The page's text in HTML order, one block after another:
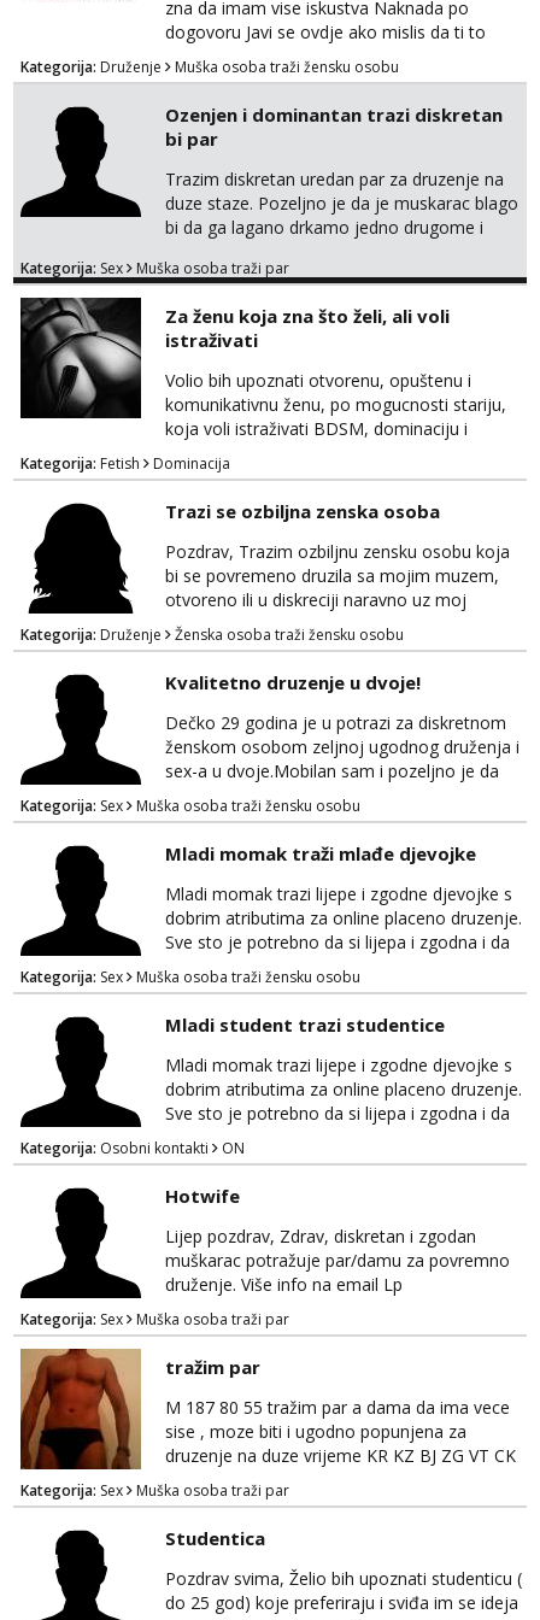
zna da imam vise iskustva Naknada po
dogovoru Javi se ovdje ako mislis da ti to
mozes
Kategorija: Druženje Muška osoba traži žensku osobu
Ozenjen i dominantan trazi diskretan
bi par
Trazim diskretan uredan par za druzenje na
duze staze. Pozeljno je da je muskarac blago
bi da ga lagano drkamo jedno drugome i
iskustva sa cuckold i volio bih upoznati bracni
necemu. Ja sam nepusac, cist, uredan i
diskretan. 195 100 44 godine Strogo okolica
Rijeke lp
Kategorija: Sex Muška osoba traži par
Za ženu koja zna što želi, ali voli
istraživati
Volio bih upoznati otvorenu, opuštenu i
komunikativnu ženu, po mogucnosti stariju,
koja voli istraživati BDSM, dominaciju i
submisiju, roleplay, fetishe i razne oblike
kreativne erotike, kao i sex opcenito.
Obožavam starije, zrele i samopouzdane
zene. Iskustvo, godine, izgled nisu presudni,
kao niti cinjenica ako trazite nesto izvan braka
koji je upao u monotoniju svakodnevnice.
Ono što mi je važ...
Kategorija: Fetish Dominacija
Trazi se ozbiljna zenska osoba
Pozdrav, Trazim ozbiljnu zensku osobu koja
bi se povremeno druzila sa mojim muzem,
otvoreno ili u diskreciji naravno uz moj
blagoslov i moje znanje. Trazi se prijateljica
koja bi njega zadovoljila ponekad ako se
stvari poklope i ja bi bila prisutna. Ocekujem
te. Hvala
Kategorija: Druženje Ženska osoba traži žensku osobu
Kvalitetno druzenje u dvoje!
Dečko 29 godina je u potrazi za diskretnom
ženskom osobom zeljnoj ugodnog druženja i
sex-a u dvoje.Mobilan sam i pozeljno je da
bude iz Bjelovarske zupanije ili okolice! Ako se
pronalazis u oglasu javi se za brz i diskretan
dogovor na whapp/viber/sms! 099 746 2081
Kategorija: Sex Muška osoba traži žensku osobu
Mladi momak traži mlađe djevojke
Mladi momak trazi lijepe i zgodne djevojke s
dobrim atributima za online placeno druzenje.
Sve sto je potrebno da si lijepa i zgodna i da
imas dobre atribute. Diskrecija zajamčena i
naravno nagrada za tebe. Javiti se mozete na
gmail nepoznatn45@gmail.com ili na telegram
@nepoznatnetko. Ili ako ima koji decko da bi
razmijenio slike ili videa djevojkama koje
posjeduje ili poznaje neku neka se javi t...
Kategorija: Sex Muška osoba traži žensku osobu
Mladi student trazi studentice
Mladi momak trazi lijepe i zgodne djevojke s
dobrim atributima za online placeno druzenje.
Sve sto je potrebno da si lijepa i zgodna i da
imas dobre atribute. Diskrecija zajamčena i
naravno nagrada za tebe. Javiti se mozete na
gmail nepoznatn45@gmail.com ili na telegram
@nepoznatnetko. Ili ako ima koji decko da bi
razmijenio slike ili videa djevojkama koje
posjeduje ili poznaje neku neka se javi t...
Kategorija: Osobni kontakti ON
Hotwife
Lijep pozdrav, Zdrav, diskretan i zgodan
muškarac potražuje par/damu za povremno
druženje. Više info na email Lp
Kategorija: Sex Muška osoba traži par
tražim par
M 187 80 55 tražim par a dama da ima vece
sise , moze biti i ugodno popunjena za
druzenje na duze vrijeme KR KZ BJ ZG VT CK
KC
Kategorija: Sex Muška osoba traži par
Studentica
Pozdrav svima, Želio bih upoznati studenticu (
do 25 god) koje preferiraju i sviđa im se ideja